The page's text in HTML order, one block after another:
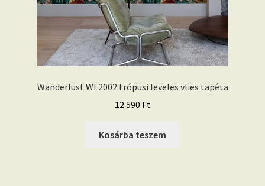
Wanderlust WL2002 trópusi leveles vlies tapéta
12.590 Ft
Kosárba teszem